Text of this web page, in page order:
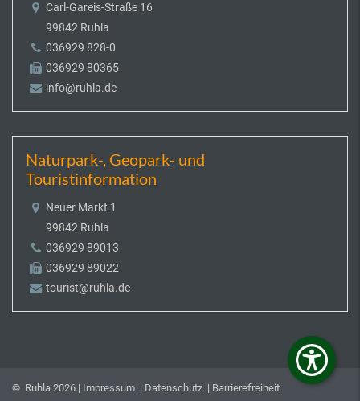
Carl-Gareis-Straße 16
99842 Ruhla
036929 828-0
036929 80365
info@ruhla.de
Naturpark-, Geopark- und
Touristinformation
Neuer Markt 1
99842 Ruhla
036929 89013
036929 89022
tourist@ruhla.de
© Ruhla 2026 | Impressum | Datenschutz | Barrierefreiheit